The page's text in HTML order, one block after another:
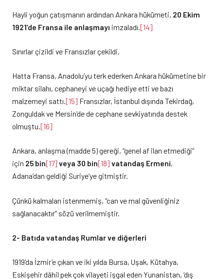
Hayli yoğun çatışmanın ardından Ankara hükümeti, 20 Ekim
1921’de Fransa ile anlaşmayı imzaladı.[14]
Sınırlar çizildi ve Fransızlar çekildi.
Hatta Fransa, Anadolu’yu terk ederken Ankara hükümetine bir
miktar silahı, cephaneyi ve uçağı hediye etti ve bazı
malzemeyi sattı.[15] Fransızlar, İstanbul dışında Tekirdağ,
Zonguldak ve Mersin’de de cephane sevkiyatında destek
olmuştu.[16]
Ankara, anlaşma (madde 5) gereği, “genel af ilan etmediği”
için 25 bin[17] veya 30 bin[18] vatandaş Ermeni,
Adana’dan geldiği Suriye’ye gitmiştir.
Çünkü kalmaları istenmemiş, “can ve mal güvenliğiniz
sağlanacaktır” sözü verilmemiştir.
2- Batıda vatandaş Rumlar ve diğerleri
1919’da İzmir’e çıkan ve iki yılda Bursa, Uşak, Kütahya,
Eskişehir dâhil pek çok vilayeti işgal eden Yunanistan, ‘dış